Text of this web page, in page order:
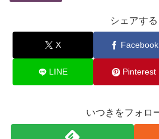
シェアする
X Facebook
LINE Pinterest
いつきをフォロ